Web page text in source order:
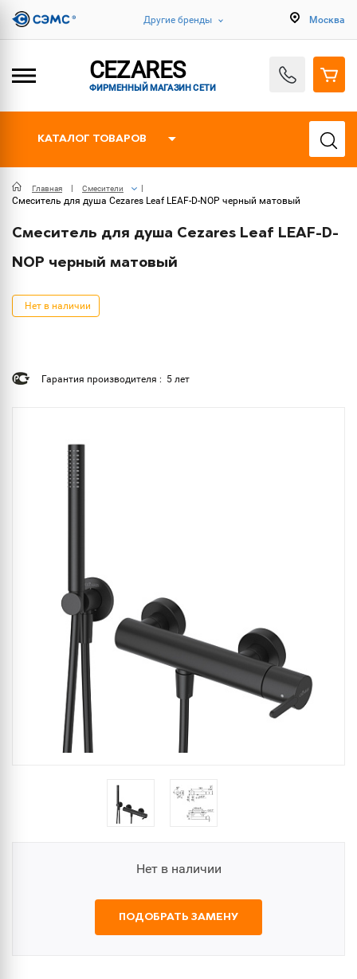
Другие бренды Москва
CEZARES
ФИРМЕННЫЙ МАГАЗИН СЕТИ
КАТАЛОГ ТОВАРОВ
Главная Смесители
Смеситель для душа Cezares Leaf LEAF-D-NOP черный матовый
Смеситель для душа Cezares Leaf LEAF-D-
NOP черный матовый
Нет в наличии
Гарантия производителя : 5 лет
Нет в наличии
ПОДОБРАТЬ ЗАМЕНУ